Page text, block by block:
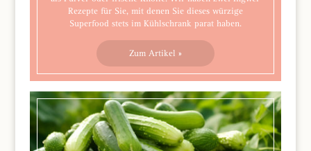
Rezepte für Sie, mit denen Sie dieses würzige
Superfood stets im Kühlschrank parat haben.
Zum Artikel »